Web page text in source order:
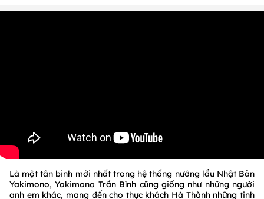
Là một tân binh mới nhất trong hệ thống nướng lẩu Nhật Bản
Yakimono, Yakimono Trần Bình cũng giống như những người
anh em khác, mang đến cho thực khách Hà Thành những tinh